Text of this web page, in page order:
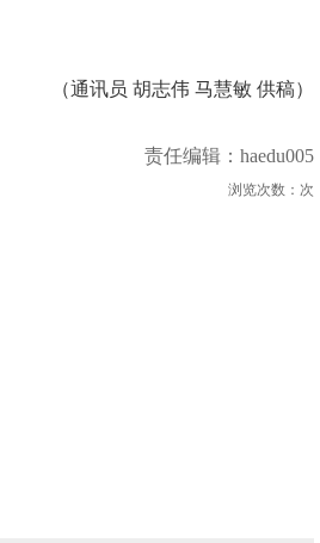
（通讯员 胡志伟 马慧敏 供稿）
责任编辑：haedu005
浏览次数： 次